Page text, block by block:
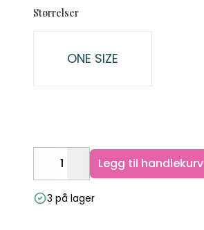
Størrelser
Velg en Størrelser
ONE SIZE
DecreaseIncrease
Legg til handlekurv
3 på lager